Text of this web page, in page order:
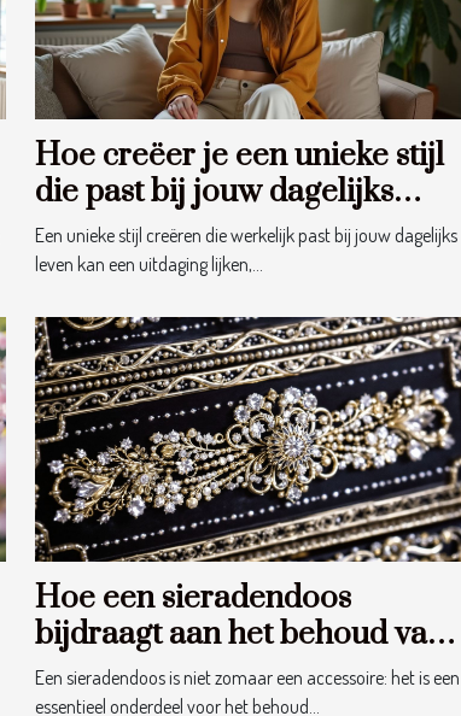
Hoe creëer je een unieke stijl
die past bij jouw dagelijks
leven?
Een unieke stijl creëren die werkelijk past bij jouw dagelijks
leven kan een uitdaging lijken,...
Hoe een sieradendoos
bijdraagt aan het behoud van
juwelen?
Een sieradendoos is niet zomaar een accessoire: het is een
essentieel onderdeel voor het behoud...